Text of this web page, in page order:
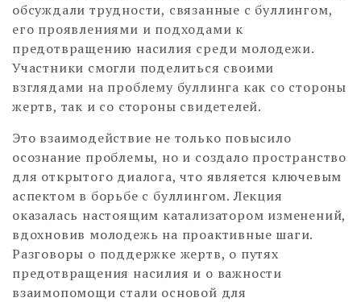
обсуждали трудности, связанные с буллингом,
его проявлениями и подходами к
предотвращению насилия среди молодежи.
Участники смогли поделиться своими
взглядами на проблему буллинга как со стороны
жертв, так и со стороны свидетелей.
Это взаимодействие не только повысило
осознание проблемы, но и создало пространство
для открытого диалога, что является ключевым
аспектом в борьбе с буллингом. Лекция
оказалась настоящим катализатором изменений,
вдохновив молодежь на проактивные шаги.
Разговоры о поддержке жертв, о путях
предотвращения насилия и о важности
взаимопомощи стали основой для